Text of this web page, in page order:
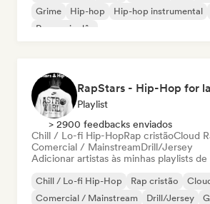
Grime
Hip-hop Hip-hop instrumental
Rap em inglês
Playlist
> 2900 feedbacks enviados
Chill / Lo-fi Hip-HopRap cristãoCloud
Comercial / MainstreamDrill/Jersey
Adicionar artistas às minhas playlists
Chill / Lo-fi Hip-Hop Rap cristão
Comercial / Mainstream
Drill/Jersey